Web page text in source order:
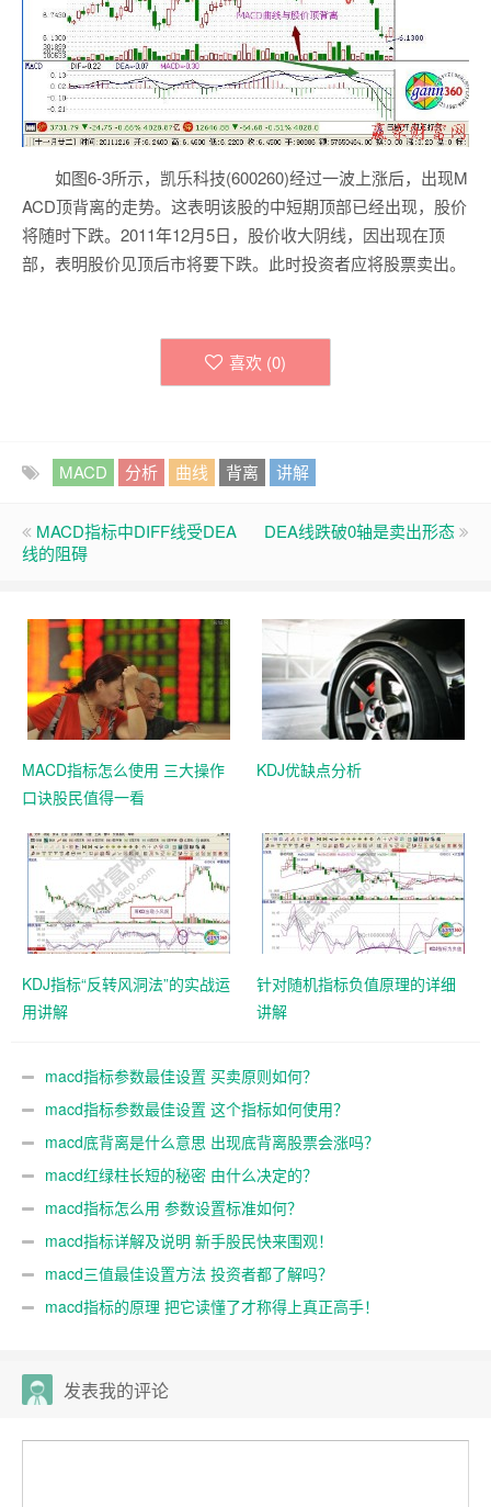
如图6-3所示，凯乐科技(600260)经过一波上涨后，出现M
ACD顶背离的走势。这表明该股的中短期顶部已经出现，股价
将随时下跌。2011年12月5日，股价收大阴线，因出现在顶
部，表明股价见顶后市将要下跌。此时投资者应将股票卖出。
喜欢 (0)
MACD 分析 曲线 背离 讲解
MACD指标中DIFF线受DEA
线的阻碍
DEA线跌破0轴是卖出形态
MACD指标怎么使用 三大操作
口诀股民值得一看
KDJ优缺点分析
KDJ指标“反转风洞法”的实战运
用讲解
针对随机指标负值原理的详细
讲解
macd指标参数最佳设置 买卖原则如何？
macd指标参数最佳设置 这个指标如何使用？
macd底背离是什么意思 出现底背离股票会涨吗？
macd红绿柱长短的秘密 由什么决定的？
macd指标怎么用 参数设置标准如何？
macd指标详解及说明 新手股民快来围观！
macd三值最佳设置方法 投资者都了解吗？
macd指标的原理 把它读懂了才称得上真正高手！
发表我的评论